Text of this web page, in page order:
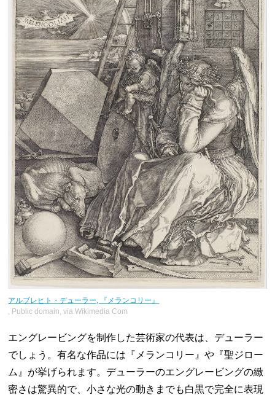
アルブレヒト・デューラー, 『メランコリー』
, Public domain, via Wikimedia Com
エングレービングを制作した芸術家の代表は、デューラー
でしょう。有名な作品には『メランコリー』や『聖ジロー
ム』が挙げられます。デューラーのエングレービングの緻
密さは驚異的で、小さな光の動きまでも白黒で完全に表現